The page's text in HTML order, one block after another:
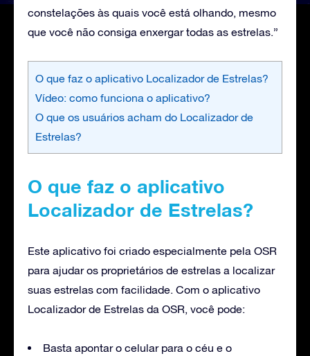
constelações às quais você está olhando, mesmo
que você não consiga enxergar todas as estrelas.”
O que faz o aplicativo Localizador de Estrelas?
Vídeo: como funciona o aplicativo?
O que os usuários acham do Localizador de
Estrelas?
O que faz o aplicativo
Localizador de Estrelas?
Este aplicativo foi criado especialmente pela OSR
para ajudar os proprietários de estrelas a localizar
suas estrelas com facilidade. Com o aplicativo
Localizador de Estrelas da OSR, você pode:
Basta apontar o celular para o céu e o